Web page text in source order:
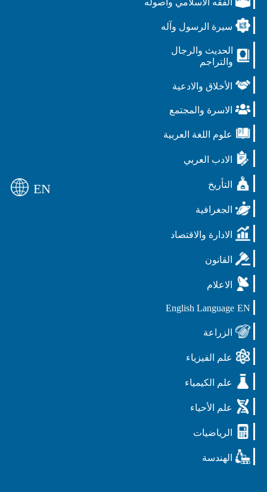
الفقه الاسلامي واصوله
سيرة الرسول وآله
الحديث والرجال
والتراجم
الأخلاق والادعية
الاسرة والمجتمع
علوم اللغة العربية
الادب العربي
التأريخ
الجغرافية
الادارة والاقتصاد
القانون
الاعلام
EN
English Language
الزراعة
علم الفيزياء
علم الكيمياء
علم الأحياء
الرياضيات
الهندسة
EN